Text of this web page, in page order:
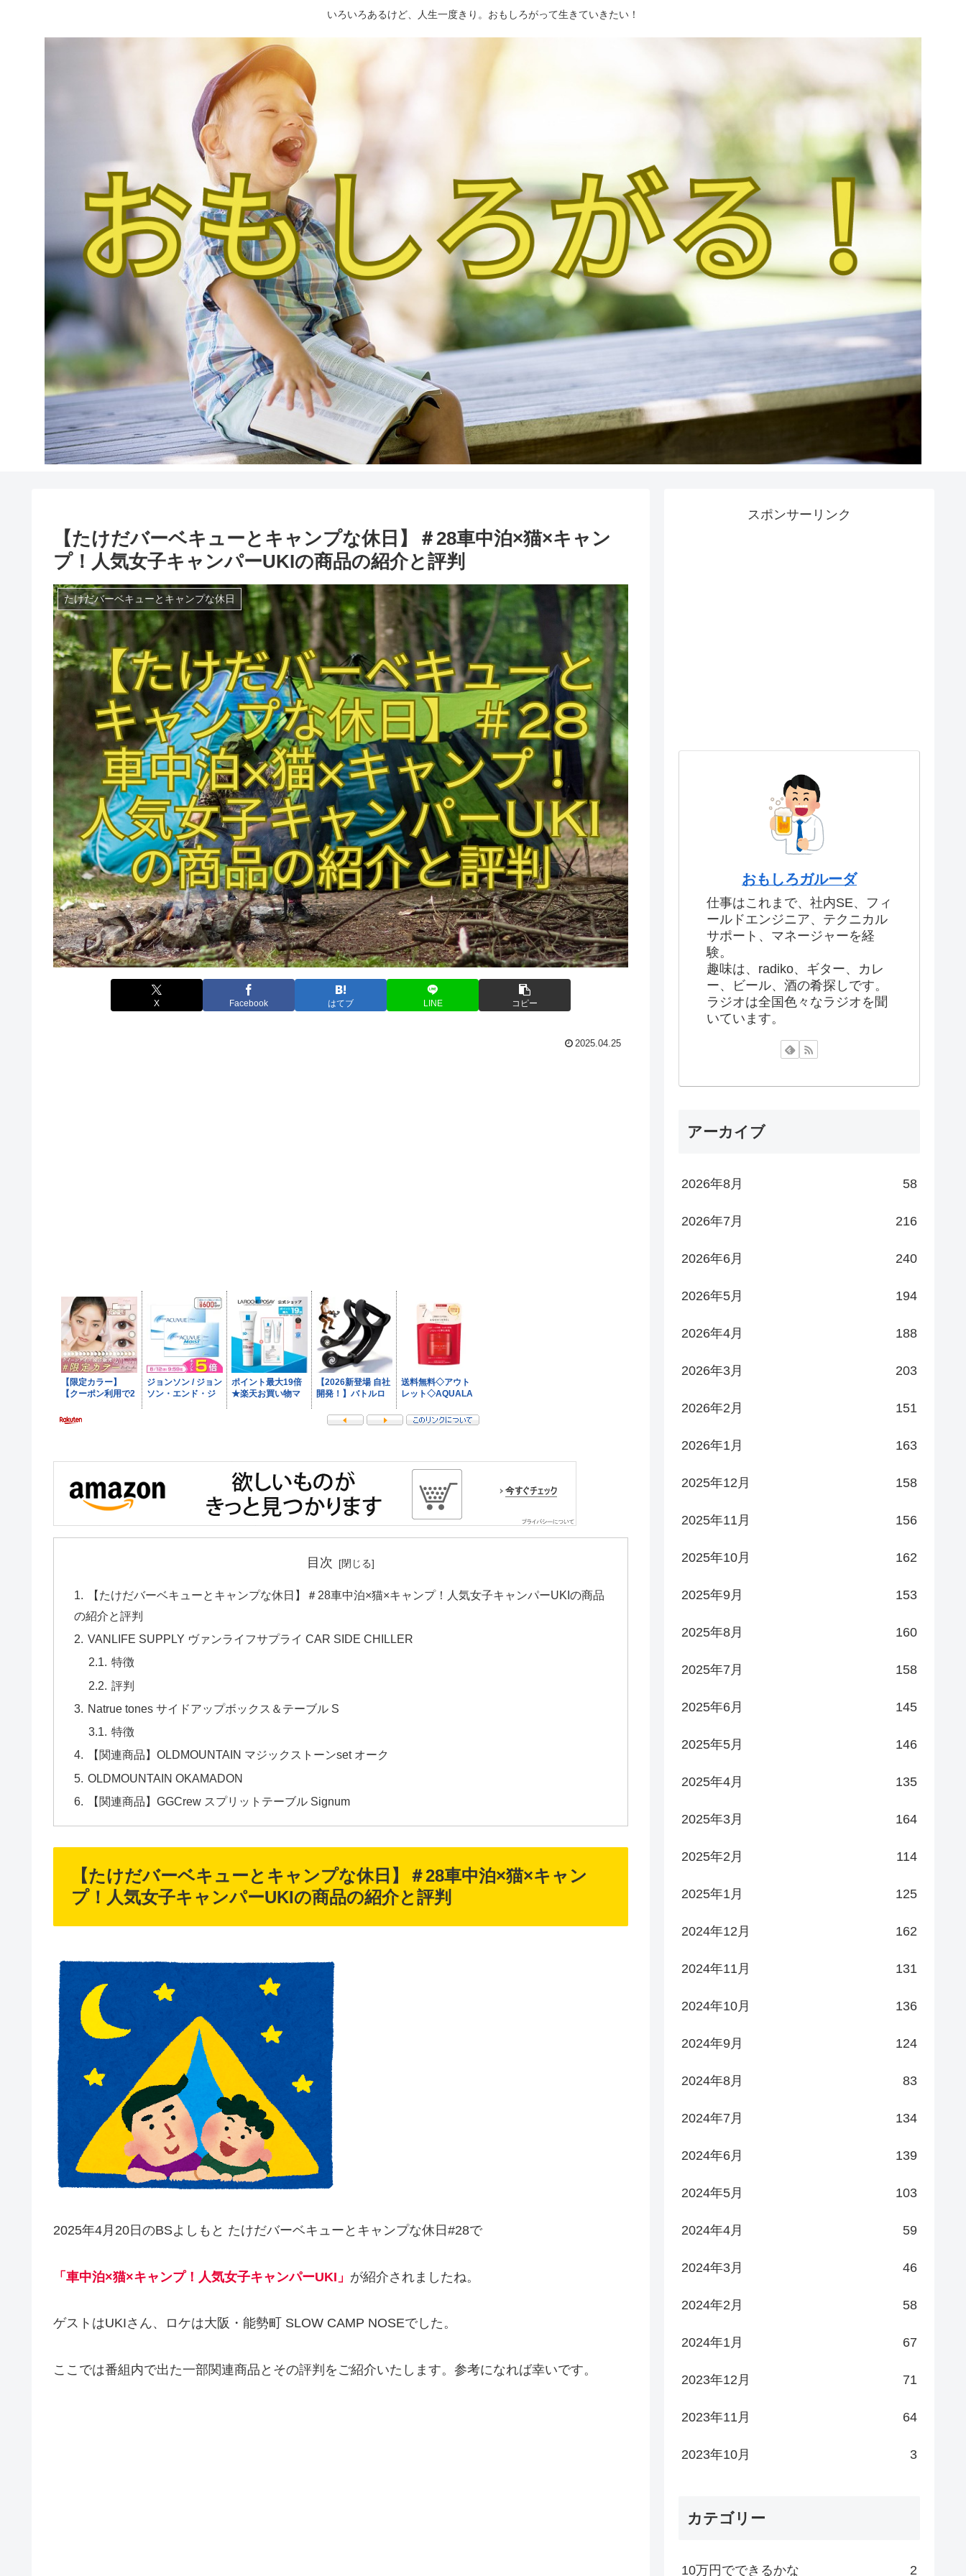
いろいろあるけど、人生一度きり。おもしろがって生きていきたい！
【たけだバーベキューとキャンプな休日】＃28車中泊×猫×キャン
プ！人気女子キャンパーUKIの商品の紹介と評判
たけだバーベキューとキャンプな休日
X Facebook はてブ LINE コピー
2025.04.25
目次
【たけだバーベキューとキャンプな休日】＃28車中泊×猫×キャンプ！人気女子キャンパーUKIの商品
の紹介と評判
VANLIFE SUPPLY ヴァンライフサプライ CAR SIDE CHILLER
特徴
評判
Natrue tones サイドアップボックス＆テーブル S
特徴
【関連商品】OLDMOUNTAIN マジックストーンset オーク
OLDMOUNTAIN OKAMADON
【関連商品】GGCrew スプリットテーブル Signum
【たけだバーベキューとキャンプな休日】＃28車中泊×猫×キャン
プ！人気女子キャンパーUKIの商品の紹介と評判
2025年4月20日のBSよしもと たけだバーベキューとキャンプな休日#28で
「車中泊×猫×キャンプ！人気女子キャンパーUKI」 が紹介されましたね。
ゲストはUKIさん、ロケは大阪・能勢町 SLOW CAMP NOSEでした。
ここでは番組内で出た一部関連商品とその評判をご紹介いたします。参考になれば幸いです。
スポンサーリンク
おもしろガルーダ
仕事はこれまで、社内SE、フィ
ールドエンジニア、テクニカル
サポート、マネージャーを経
験。
趣味は、radiko、ギター、カレ
ー、ビール、酒の肴探しです。
ラジオは全国色々なラジオを聞
いています。
アーカイブ
2026年8月 58
2026年7月 216
2026年6月 240
2026年5月 194
2026年4月 188
2026年3月 203
2026年2月 151
2026年1月 163
2025年12月 158
2025年11月 156
2025年10月 162
2025年9月 153
2025年8月 160
2025年7月 158
2025年6月 145
2025年5月 146
2025年4月 135
2025年3月 164
2025年2月 114
2025年1月 125
2024年12月 162
2024年11月 131
2024年10月 136
2024年9月 124
2024年8月 83
2024年7月 134
2024年6月 139
2024年5月 103
2024年4月 59
2024年3月 46
2024年2月 58
2024年1月 67
2023年12月 71
2023年11月 64
2023年10月 3
カテゴリー
10万円でできるかな 2